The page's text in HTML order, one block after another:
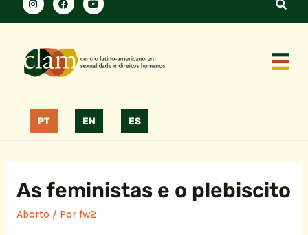
PT EN ES
As feministas e o plebiscito
Aborto / Por fw2